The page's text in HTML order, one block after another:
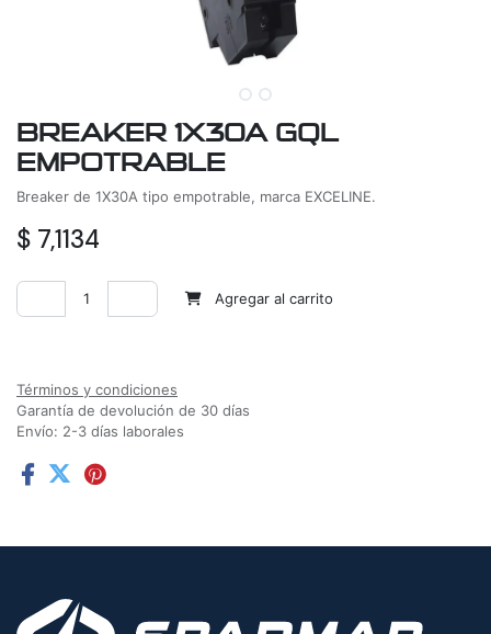
BREAKER 1X30A GQL
EMPOTRABLE
Breaker de 1X30A tipo empotrable, marca EXCELINE.
$ 7,1134
Agregar al carrito
Términos y condiciones
Garantía de devolución de 30 días
Envío: 2-3 días laborales